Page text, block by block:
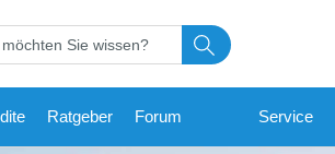
Ratgeber Forum Service